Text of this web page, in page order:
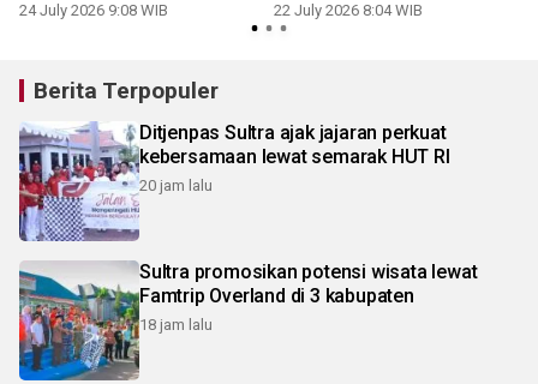
24 July 2026 9:08 WIB 22 July 2026 8:04 WIB
Berita Terpopuler
Ditjenpas Sultra ajak jajaran perkuat
kebersamaan lewat semarak HUT RI
20 jam lalu
Sultra promosikan potensi wisata lewat
Famtrip Overland di 3 kabupaten
18 jam lalu